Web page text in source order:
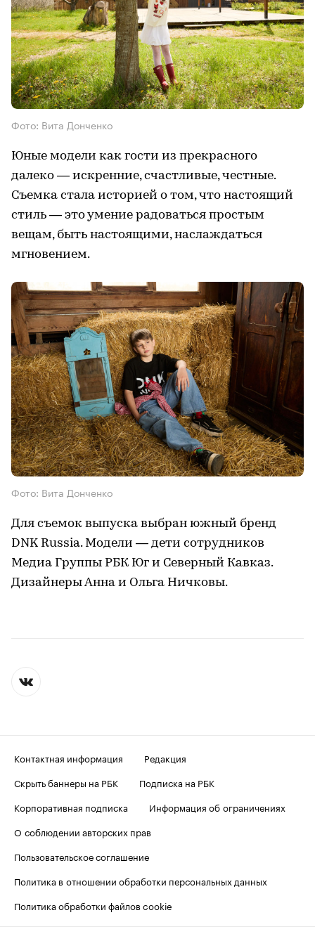
Фото: Вита Донченко
Юные модели как гости из прекрасного
далеко — искренние, счастливые, честные.
Съемка стала историей о том, что настоящий
стиль — это умение радоваться простым
вещам, быть настоящими, наслаждаться
мгновением.
Фото: Вита Донченко
Для съемок выпуска выбран южный бренд
DNK Russia. Модели — дети сотрудников
Медиа Группы РБК Юг и Северный Кавказ.
Дизайнеры Анна и Ольга Ничковы.
Контактная информация
Редакция
Скрыть баннеры на РБК
Подписка на РБК
Корпоративная подписка
Информация об ограничениях
О соблюдении авторских прав
Пользовательское соглашение
Политика в отношении обработки персональных данных
Политика обработки файлов cookie